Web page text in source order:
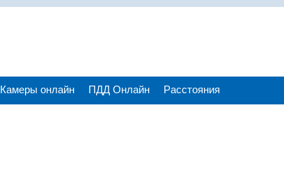
Камеры онлайн ПДД Онлайн Расстояния